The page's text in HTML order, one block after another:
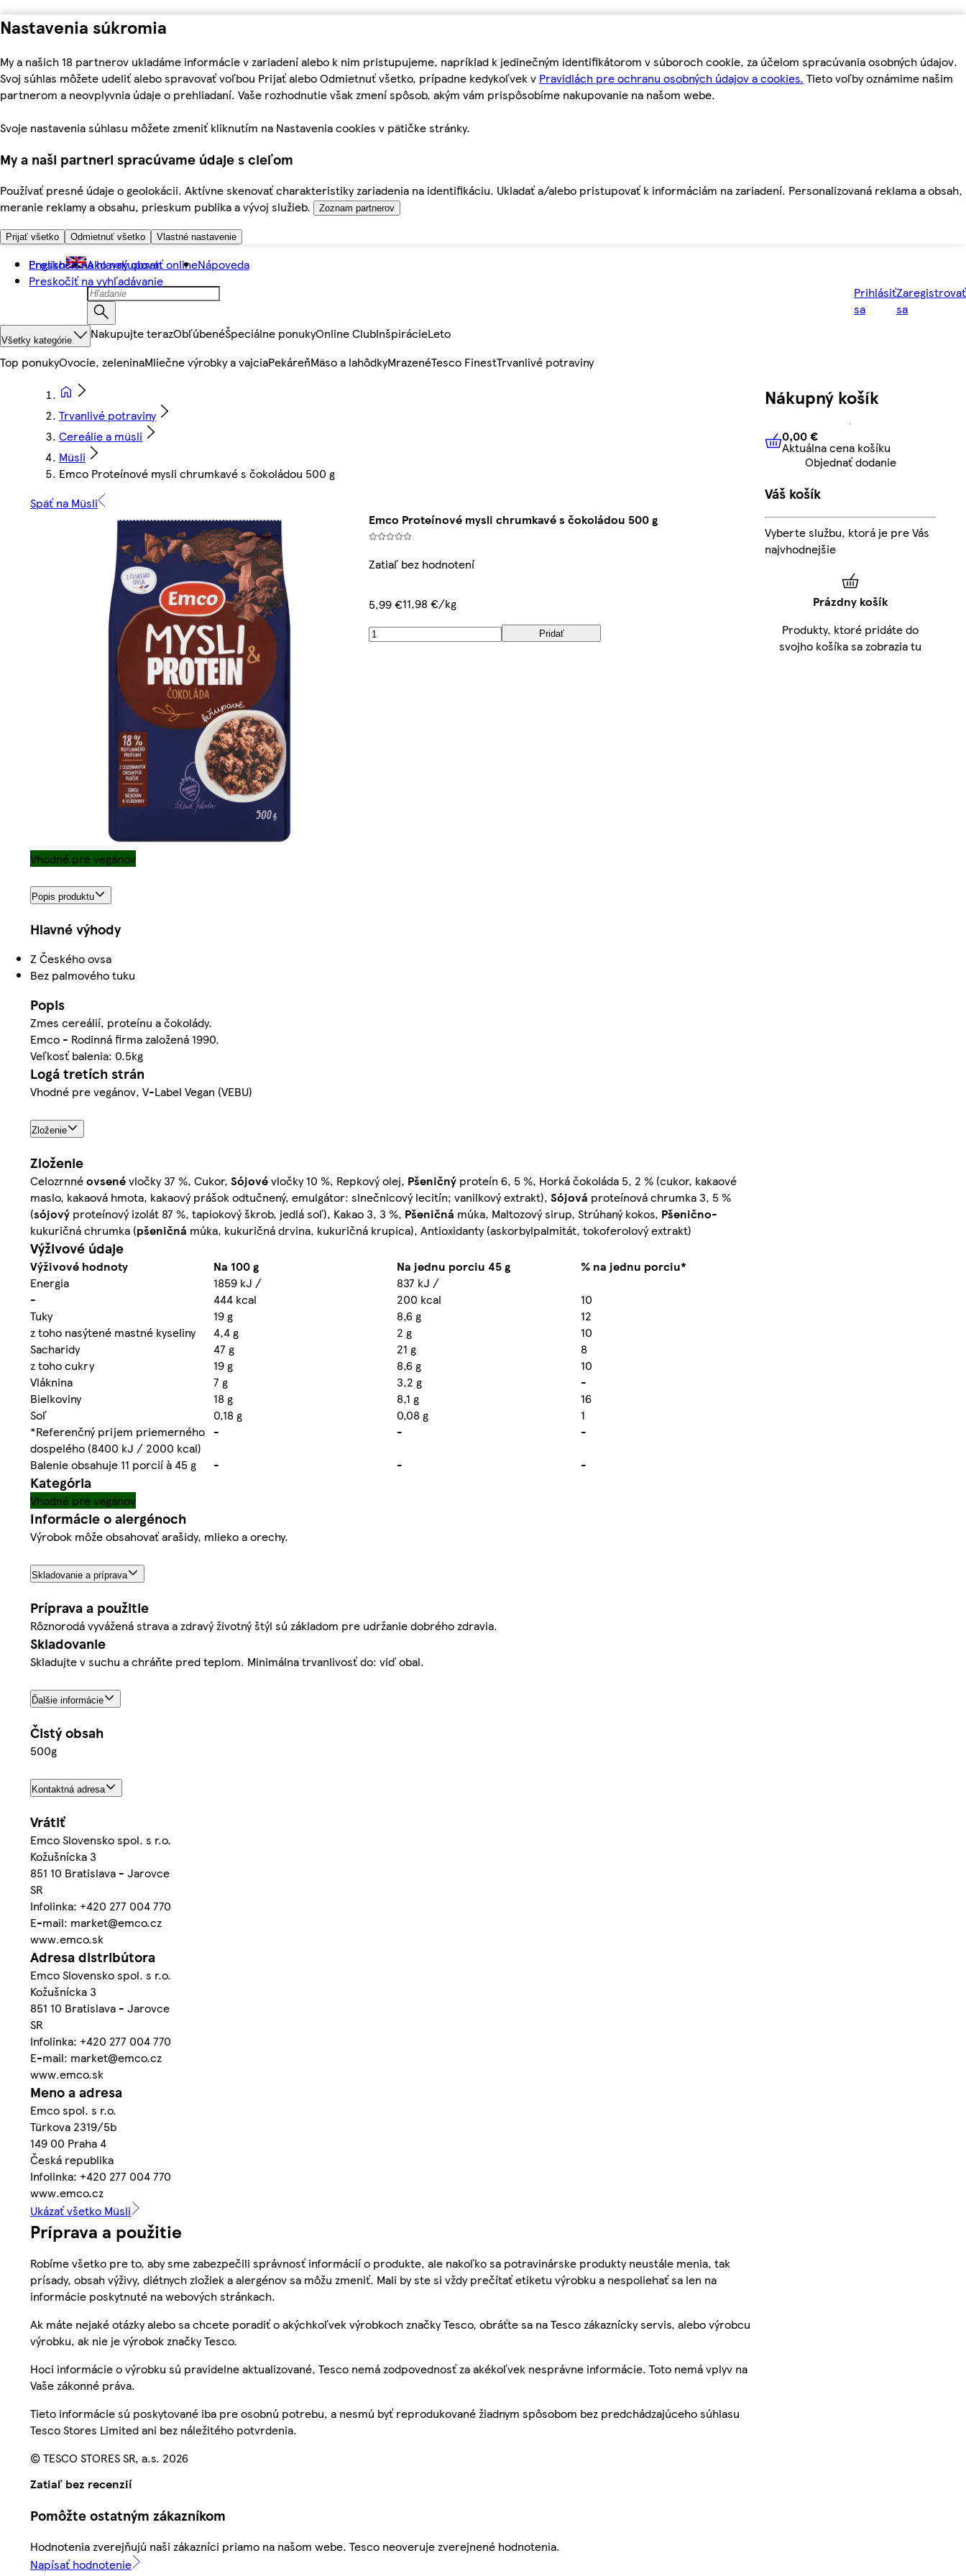
Nastavenia súkromia
My a našich 18 partnerov ukladáme informácie v zariadení alebo k nim pristupujeme, napríklad k jedinečným identifikátorom v súboroch cookie, za účelom spracúvania osobných údajov.
Svoj súhlas môžete udeliť alebo spravovať voľbou Prijať alebo Odmietnuť všetko, prípadne kedykoľvek v Pravidlách pre ochranu osobných údajov a cookies. Tieto voľby oznámime našim
partnerom a neovplyvnia údaje o prehliadaní. Vaše rozhodnutie však zmení spôsob, akým vám prispôsobíme nakupovanie na našom webe.
Svoje nastavenia súhlasu môžete zmeniť kliknutím na Nastavenia cookies v pätičke stránky.
My a naši partneri spracúvame údaje s cieľom
Používať presné údaje o geolokácii. Aktívne skenovať charakteristiky zariadenia na identifikáciu. Ukladať a/alebo pristupovať k informáciám na zariadení. Personalizovaná reklama a obsah,
meranie reklamy a obsahu, prieskum publika a vývoj služieb.
Zoznam partnerov
Prijať všetko Odmietnuť všetko Vlastné nastavenie
Preskočiť na hlavný obsah
Preskočiť na vyhľadávanie
English Ako nakupovať onlineNápoveda
Prihlásiť
sa
Zaregistrovať
sa
Všetky kategórie Nakupujte terazObľúbenéŠpeciálne ponukyOnline ClubInšpirácieLeto
Top ponukyOvocie, zeleninaMliečne výrobky a vajciaPekáreňMäso a lahôdkyMrazenéTesco FinestTrvanlivé potraviny
Trvanlivé potraviny
Cereálie a müsli
Müsli
Emco Proteínové mysli chrumkavé s čokoládou 500 g
Späť na Müsli
Emco Proteínové mysli chrumkavé s čokoládou 500 g
Zatiaľ bez hodnotení
5,99 €11,98 €/kg
Pridať
Vhodné pre vegánov
Popis produktu
Hlavné výhody
Z Českého ovsa
Bez palmového tuku
Popis
Zmes cereálií, proteínu a čokolády.
Emco - Rodinná firma založená 1990.
Veľkosť balenia: 0.5kg
Logá tretích strán
Vhodné pre vegánov, V-Label Vegan (VEBU)
Zloženie
Zloženie
Celozrnnéovsenévločky 37 %, Cukor, Sójovévločky 10 %, Repkový olej, Pšeničný proteín 6, 5 %, Horká čokoláda 5, 2 % (cukor, kakaové
maslo, kakaová hmota, kakaový prášok odtučnený, emulgátor: slnečnicový lecitín; vanilkový extrakt), Sójová proteínová chrumka 3, 5 %
(sójový proteínový izolát 87 %, tapiokový škrob, jedlá soľ), Kakao 3, 3 %, Pšeničná múka, Maltozový sirup, Strúhaný kokos, Pšenično-
kukuričná chrumka (pšeničná múka, kukuričná drvina, kukuričná krupica), Antioxidanty (askorbylpalmitát, tokoferolový extrakt)
Výživové údaje
Výživové hodnoty Na 100 g Na jednu porciu 45 g
% na jednu porciu*
Energia
1859 kJ /
837 kJ /
-
444 kcal 200 kcal
10
Tuky
19 g 8,6 g
12
z toho nasýtené mastné kyseliny
4,4 g 2 g
10
Sacharidy
47 g 21 g
8
z toho cukry
19 g 8,6 g
10
Vláknina
7 g 3,2 g
-
Bielkoviny
18 g 8,1 g
16
Soľ
0,18 g 0,08 g
1
*Referenčný prijem priemerného
dospelého (8400 kJ / 2000 kcal)
- -
-
Balenie obsahuje 11 porcií à 45 g
- - -
Kategória
Vhodné pre vegánov
Informácie o alergénoch
Výrobok môže obsahovať arašidy, mlieko a orechy.
Skladovanie a príprava
Príprava a použitie
Rôznorodá vyvážená strava a zdravý životný štýl sú základom pre udržanie dobrého zdravia.
Skladovanie
Skladujte v suchu a chráňte pred teplom. Minimálna trvanlivosť do: viď obal.
Ďalšie informácie
Čistý obsah
500g
Kontaktná adresa
Vrátiť
Emco Slovensko spol. s r.o.
Kožušnícka 3
851 10 Bratislava - Jarovce
SR
Infolinka: +420 277 004 770
E-mail: market@emco.cz
www.emco.sk
Adresa distribútora
Emco Slovensko spol. s r.o.
Kožušnícka 3
851 10 Bratislava - Jarovce
SR
Infolinka: +420 277 004 770
E-mail: market@emco.cz
www.emco.sk
Meno a adresa
Emco spol. s r.o.
Türkova 2319/5b
149 00 Praha 4
Česká republika
Infolinka: +420 277 004 770
www.emco.cz
Ukázať všetko Müsli
Príprava a použitie
Robíme všetko pre to, aby sme zabezpečili správnosť informácií o produkte, ale nakoľko sa potravinárske produkty neustále menia, tak
prísady, obsah výživy, diétnych zložiek a alergénov sa môžu zmeniť. Mali by ste si vždy prečítať etiketu výrobku a nespoliehať sa len na
informácie poskytnuté na webových stránkach.
Ak máte nejaké otázky alebo sa chcete poradiť o akýchkoľvek výrobkoch značky Tesco, obráťte sa na Tesco zákaznícky servis, alebo výrobcu
výrobku, ak nie je výrobok značky Tesco.
Hoci informácie o výrobku sú pravidelne aktualizované, Tesco nemá zodpovednosť za akékoľvek nesprávne informácie. Toto nemá vplyv na
Vaše zákonné práva.
Tieto informácie sú poskytované iba pre osobnú potrebu, a nesmú byť reprodukované žiadnym spôsobom bez predchádzajúceho súhlasu
Tesco Stores Limited ani bez náležitého potvrdenia.
© TESCO STORES SR, a.s. 2026
Zatiaľ bez recenzií
Pomôžte ostatným zákazníkom
Hodnotenia zverejňujú naši zákazníci priamo na našom webe. Tesco neoveruje zverejnené hodnotenia.
Napísať hodnotenie
Nákupný košík
0,00 € Aktuálna cena košíku
0,00 €
Aktuálna cena košíku
Objednať dodanie
Váš košík
Vyberte službu, ktorá je pre Vás
najvhodnejšie
Prázdny košík
Produkty, ktoré pridáte do
svojho košíka sa zobrazia tu